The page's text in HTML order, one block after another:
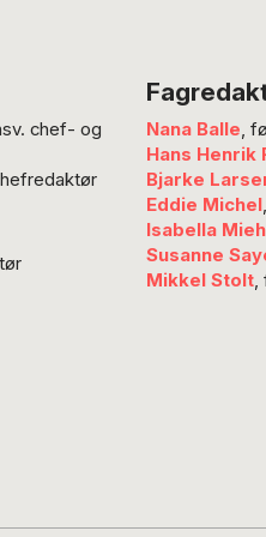
Aatoft
hvorfor
er noget,
for sin egen
chef- og
Nana Balle,
Hans Henrik
Bjarke
Eddie Michel
Isabella
Susanne
Mikkel Stolt,